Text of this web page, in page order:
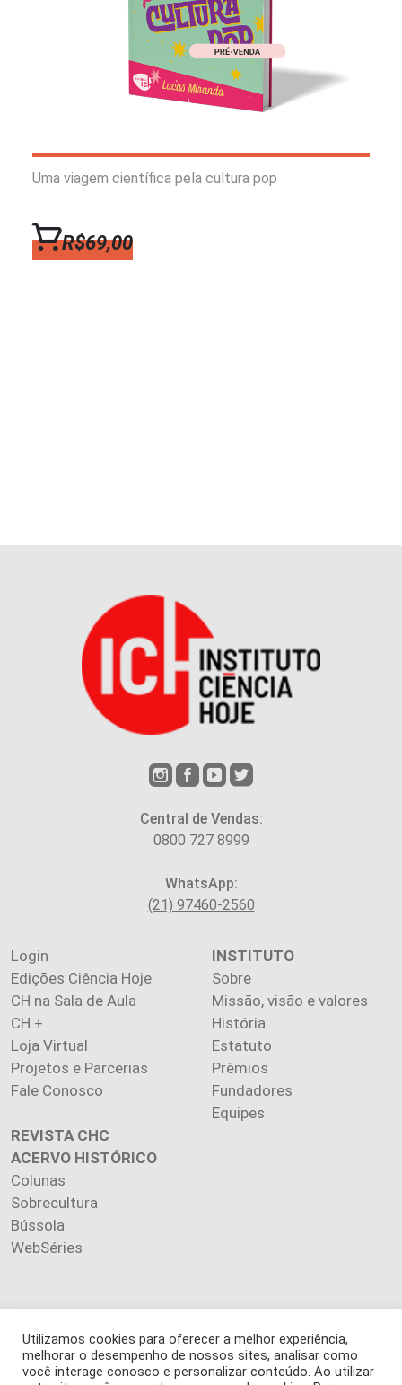
Uma viagem científica pela cultura pop
R$69,00
Central de Vendas:
0800 727 8999
WhatsApp:
(21) 97460-2560
Login
Edições Ciência Hoje
CH na Sala de Aula
CH +
Loja Virtual
Projetos e Parcerias
Fale Conosco
INSTITUTO
Sobre
Missão, visão e valores
História
Estatuto
Prêmios
Fundadores
Equipes
REVISTA CHC
ACERVO HISTÓRICO
Colunas
Sobrecultura
Bússola
WebSéries
Copyright 2026 INSTITUTO CIÊNCIA HOJE. Todos os direitos
reservados.
Os artigos publicados na revista refletem exclusivamente a
Utilizamos cookies para oferecer a melhor experiência,
melhorar o desempenho de nossos sites, analisar como
você interage conosco e personalizar conteúdo. Ao utilizar